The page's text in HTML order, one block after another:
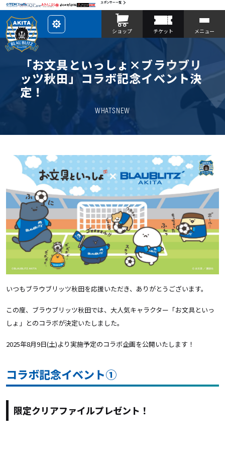
スポンサー一覧
レ
イ
ア
を
カ
ス
タ
マ
ショップ チケット メニュー
「お文具といっしょ×ブラウブリ
ッツ秋田」コラボ記念イベント決
定！
WHATSNEW
いつもブラウブリッツ秋田を応援いただき、ありがとうございます。
この度、ブラウブリッツ秋田では、大人気キャラクター「お文具といっ
しょ」とのコラボが決定いたしました。
2025年8月9日(土)より実施予定のコラボ企画を公開いたします！
コラボ記念イベント①
限定クリアファイルプレゼント！